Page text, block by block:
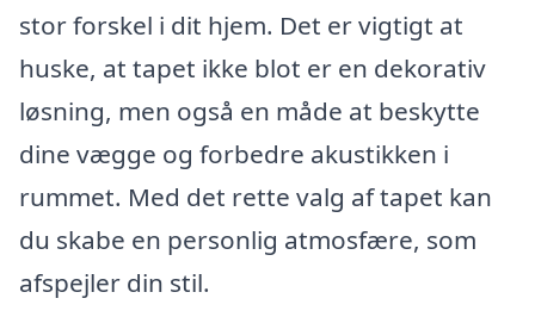
stor forskel i dit hjem. Det er vigtigt at
huske, at tapet ikke blot er en dekorativ
løsning, men også en måde at beskytte
dine vægge og forbedre akustikken i
rummet. Med det rette valg af tapet kan
du skabe en personlig atmosfære, som
afspejler din stil.